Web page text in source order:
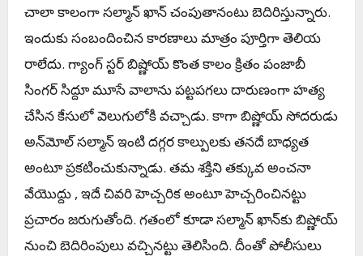
చాలా కాలంగా స‌ల్మాన్ ఖాన్ చంపుతానంటు బెదిరిస్తున్నారు.
ఇందుకు సంబందించిన కార‌ణాలు మాత్రం పూర్తిగా తెలియ
రాలేదు. గ్యాంగ్ స్ట‌ర్ బిష్ణోయ్ కొంత కాలం క్రితం పంజాబీ
సింగ‌ర్ సిద్దూ మూసే వాలాను ప‌ట్ట‌ప‌గ‌లు దారుణంగా హ‌త్య
చేసిన కేసులో వెలుగులోకి వ‌చ్చాడు. కాగా బిష్ణోయ్ సోద‌రుడు
అన్‌మోల్ స‌ల్మాన్ ఇంటి ద‌గ్గ‌ర కాల్పుల‌కు త‌న‌దే బాధ్య‌త
అంటూ ప్ర‌క‌టించుకున్నాడు. త‌మ శ‌క్తిని త‌క్కువ అంచ‌నా
వేయొద్దు , ఇదే చివ‌రి హెచ్చ‌రిక అంటూ హెచ్చ‌రించినట్టు
ప్ర‌చారం జ‌రుగుతోంది. గ‌తంలో కూడా స‌ల్మాన్ ఖాన్‌కు బిష్ణోయ్
నుంచి బెదిరింపులు వచ్చిన‌ట్టు తెలిసింది. దీంతో పోలీసులు